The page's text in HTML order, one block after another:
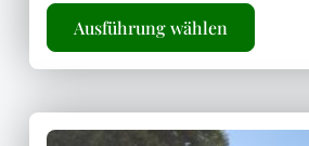
Ausführung wählen